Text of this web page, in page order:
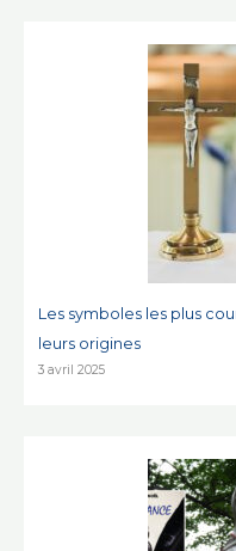
Les symboles les plus
leurs origines
3 avril 2025